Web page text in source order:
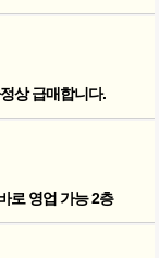
상 급매합니다.
로 영업 가능 2층